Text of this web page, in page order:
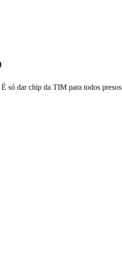
só dar chip da TIM para todos presos